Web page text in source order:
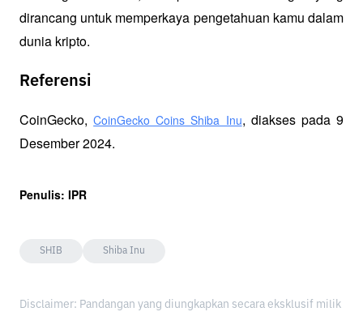
dirancang untuk memperkaya pengetahuan kamu dalam
dunia kripto.
Referensi
CoinGecko, CoinGecko Coins Shiba Inu, diakses pada 9
Desember 2024.
Penulis: IPR
SHIB Shiba Inu
Disclaimer: Pandangan yang diungkapkan secara eksklusif milik